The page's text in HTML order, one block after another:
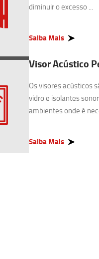
diminuir o excesso ...
Saiba Mais
Visor Acústico
Os visores acústicos
vidro e isolantes
ambientes onde é
Saiba Mais